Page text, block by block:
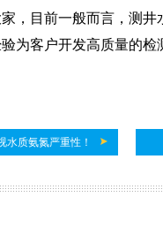
，目前一般而言，测
为客户开发高质量的检
水质氨氮严重性！